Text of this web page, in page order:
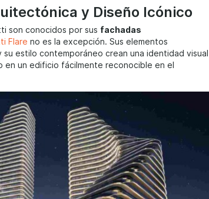
y Diseño Icónico
son conocidos por sus fachadas
Flare no es la excepción. Sus elementos
estilo contemporáneo crean una identidad visual
un edificio fácilmente reconocible en el